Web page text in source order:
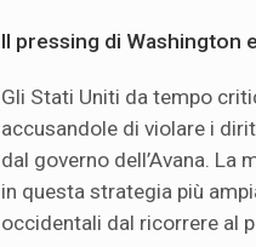
Il pressing di Washington
Gli Stati Uniti da tempo
accusandole di violare i
dal governo dell’Avana.
in questa strategia più
occidentali dal ricorrere al